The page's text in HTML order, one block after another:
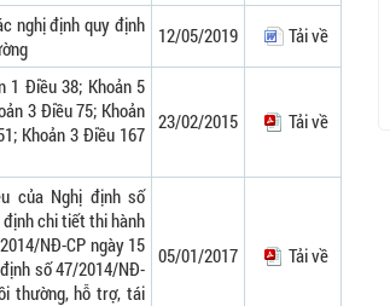
nghị định quy định 12/05/2019 Tải về
1 Điều 38; Khoản 5
3 Điều 75; Khoản
Khoản 3 Điều 167
23/02/2015 Tải về
của Nghị định số
chi tiết thi hành
NĐ-CP ngày 15
số 47/2014/NĐ-
thường, hỗ trợ, tái
05/01/2017 Tải về